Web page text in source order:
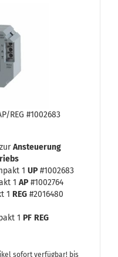
REG #1002683
An­steue­rung
1 UP #1002683
1 AP #1002764
1 REG #2016480
1 PF REG
sofort verfügbar! bis